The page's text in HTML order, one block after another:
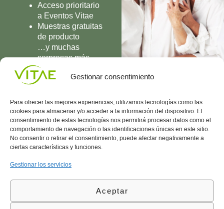
Gestionar consentimiento
Para ofrecer las mejores experiencias, utilizamos tecnologías como las
cookies para almacenar y/o acceder a la información del dispositivo. El
consentimiento de estas tecnologías nos permitirá procesar datos como el
comportamiento de navegación o las identificaciones únicas en este sitio.
No consentir o retirar el consentimiento, puede afectar negativamente a
ciertas características y funciones.
Gestionar los servicios
Aceptar
Acceso prioritario
a Eventos Vitae
Muestras gratuitas
de producto
…y muchas
sorpresas más
UNIRME
Conocenos
Vitae
l
Área
Política
de
Política
(+34)
935